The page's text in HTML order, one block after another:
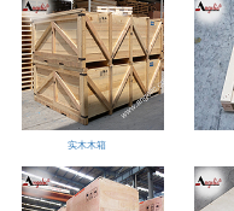
实木木箱